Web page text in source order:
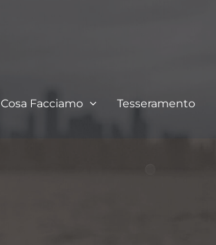
Cosa Facciamo Tesseramento